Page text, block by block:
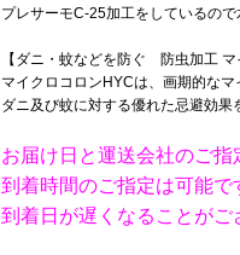
プレサーモC-25加工をしているの
【ダニ・蚊などを防ぐ 防虫加工
マイクロコロンHYCは、画期的な
ダニ及び蚊に対する優れた忌避効果
お届け日と運送会社のご
到着時間のご指定は可能
到着日が遅くなることが